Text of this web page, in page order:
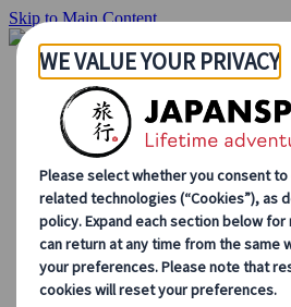
Skip to Main Content
Startside
Rejser
Individuelle rejser
Grupperejser
Kør-selv ferie
Udflugter
Skræddersyede grupperejser
Japan Rail Pass
Sådan arbejder vi
Om os
Vores team
Bliv en del af vores team